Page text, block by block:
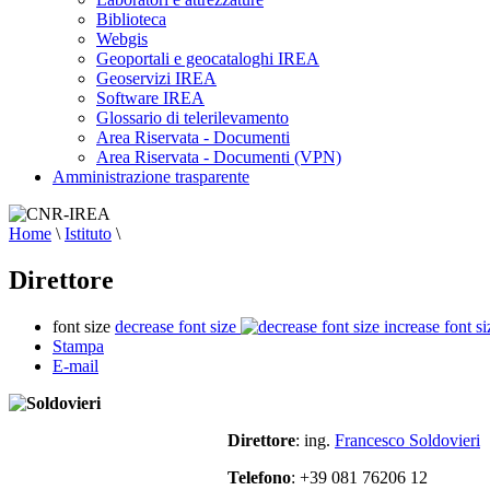
Biblioteca
Webgis
Geoportali e geocataloghi IREA
Geoservizi IREA
Software IREA
Glossario di telerilevamento
Area Riservata - Documenti
Area Riservata - Documenti (VPN)
Amministrazione trasparente
Home \ Istituto \
Direttore
font size decrease font size
increase font
Stampa
E-mail
Direttore: ing. Francesco Soldovieri
Telefono: +39 081 76206 12